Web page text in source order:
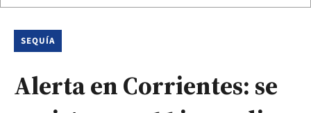
SEQUÍA
Alerta en Corrientes: se